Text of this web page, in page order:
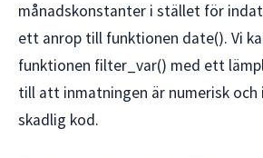
månadskonstanter i stället för
ett anrop till funktionen date(). Vi
funktionen filter_var() med ett
till att inmatningen är numerisk och
skadlig kod.